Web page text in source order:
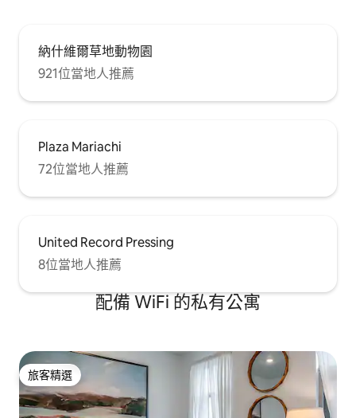
納什維爾草地動物園
921位當地人推薦
Plaza Mariachi
72位當地人推薦
United Record Pressing
8位當地人推薦
配備 WiFi 的私有公寓
旅客精選
旅客精選